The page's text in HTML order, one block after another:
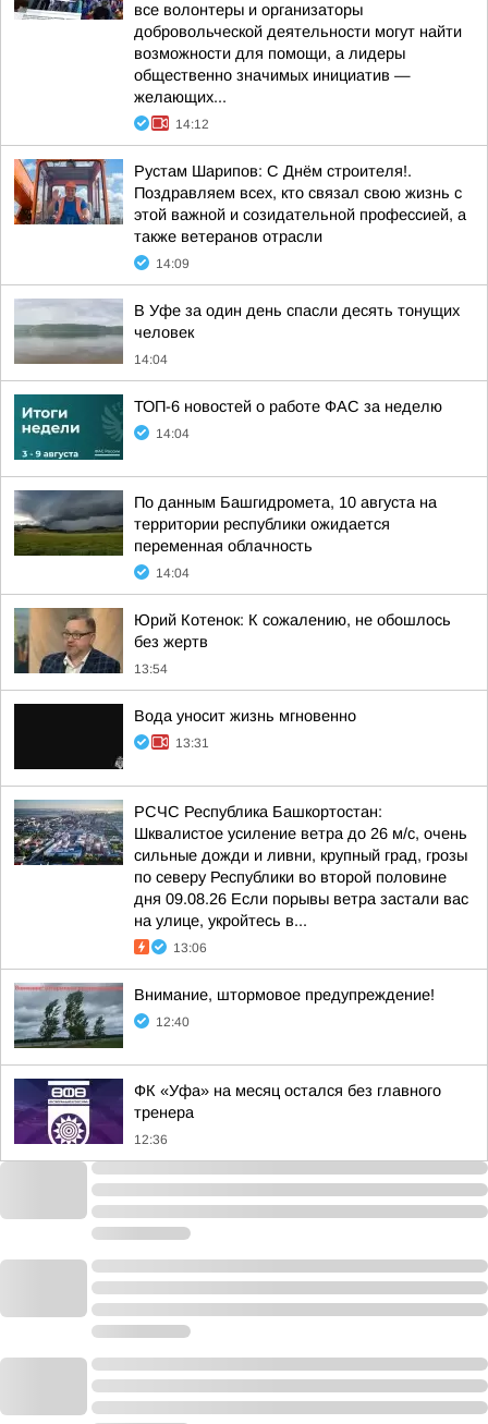
все волонтеры и организаторы
добровольческой деятельности могут найти
возможности для помощи, а лидеры
общественно значимых инициатив —
желающих...
14:12
Рустам Шарипов: С Днём строителя!.
Поздравляем всех, кто связал свою жизнь с
этой важной и созидательной профессией, а
также ветеранов отрасли
14:09
В Уфе за один день спасли десять тонущих
человек
14:04
ТОП-6 новостей о работе ФАС за неделю
14:04
По данным Башгидромета, 10 августа на
территории республики ожидается
переменная облачность
14:04
Юрий Котенок: К сожалению, не обошлось
без жертв
13:54
Вода уносит жизнь мгновенно
13:31
РСЧС Республика Башкортостан:
Шквалистое усиление ветра до 26 м/с, очень
сильные дожди и ливни, крупный град, грозы
по северу Республики во второй половине
дня 09.08.26 Если порывы ветра застали вас
на улице, укройтесь в...
13:06
Внимание, штормовое предупреждение!
12:40
ФК «Уфа» на месяц остался без главного
тренера
12:36